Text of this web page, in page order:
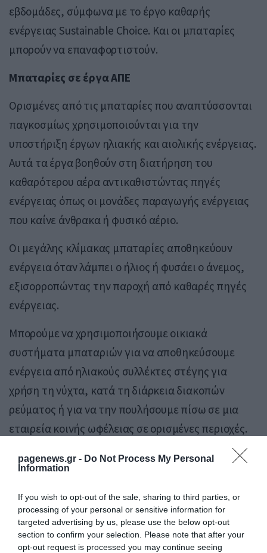
pagenews.gr - Do Not Process My Personal
Information
If you wish to opt-out of the sale, sharing to third parties, or
processing of your personal or sensitive information for
targeted advertising by us, please use the below opt-out
section to confirm your selection. Please note that after your
opt-out request is processed you may continue seeing
εβδομάδες, σύμφωνα με το έργο καθαρής
ενέργειας Sustainable Choice. Και οι μπαταρίες
μπορούν να επαναφορτιστούν.
Μπαταρίες σε έργα ΑΠΕ
Ορισμένες από τις μπαταρίες που αναπτύσσονται
παγκοσμίως χρησιμοποιούνται για την
υποστήριξη έργων ηλιακής και αιολικής ενέργειας.
Αυτά τα έργα βοηθούν στη διατήρηση του
καθαρότερου αέρα αντικαθιστώντας πηγές
ενέργειας όπως οι μονάδες παραγωγής ενέργειας
που καίνε άνθρακα ή φυσικό αέριο.
Οι μεγάλης κλίμακας μπαταρίες αποθηκεύουν
ενέργεια όταν λάμπει ο ήλιος ή φυσάει ο άνεμος,
εξισορροπώντας την παροχή από καθαρές πηγές
ενέργειας.
Μπορούμε να χρησιμοποιήσουμε οικιακά
συστήματα μπαταριών για να αποθηκεύσουμε
ενέργεια από ηλιακούς συλλέκτες στέγης για
χρήση τη νύχτα, κατά τη διάρκεια διακοπών
ρεύματος ή για να την πουλήσουμε πίσω σε μια
εταιρεία κοινής ωφέλειας σε ορισμένες περιοχές.
Αιτίες των φθηνότερων μπαταριών
υλικά μπαταριών και τις βιομηχανικές εξελίξεις ως
βασικούς παράγοντες για τις φθηνότερες
μπαταρίες. Η Κίνα ηγείται παγκοσμίως στην